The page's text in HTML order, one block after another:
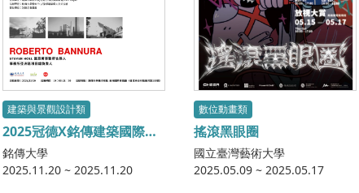
建築與景觀設計類
2025冠德X銘傳建築國際講
座
銘傳大學
2025.11.20 ~ 2025.11.20
數位動畫類
搖滾黑眼圈
國立臺灣藝術大學
2025.05.09 ~ 2025.05.17